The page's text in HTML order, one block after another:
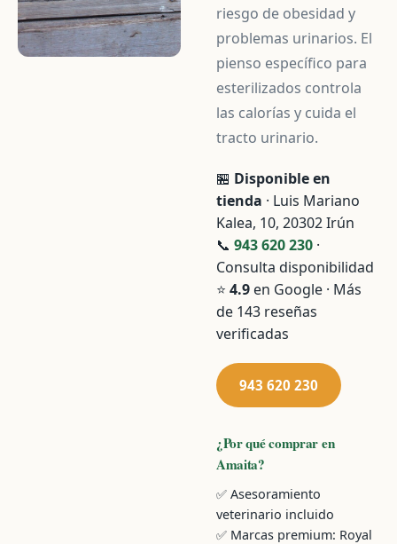
riesgo de obesidad y
problemas urinarios. El
pienso específico para
esterilizados controla
las calorías y cuida el
tracto urinario.
🏪 Disponible en
tienda · Luis Mariano
Kalea, 10, 20302 Irún
📞 943 620 230 ·
Consulta disponibilidad
⭐ 4.9 en Google · Más
de 143 reseñas
verificadas
943 620 230
¿Por qué comprar en
Amaita?
✅ Asesoramiento
veterinario incluido
✅ Marcas premium: Royal